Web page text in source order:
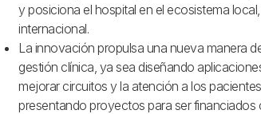
y posiciona el hospital en el ecosistema
internacional.
La innovación propulsa una nueva manera
gestión clínica, ya sea diseñando
mejorar circuitos y la atención a los
presentando proyectos para ser financiados